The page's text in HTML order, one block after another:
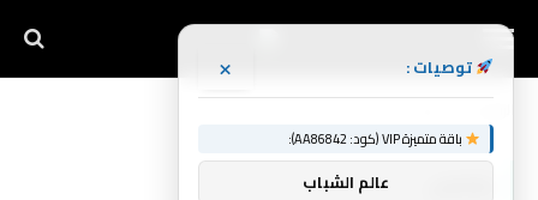
توصيات : ×
باقة متميزة VIP (كود: AA86842):
عالم الشباب